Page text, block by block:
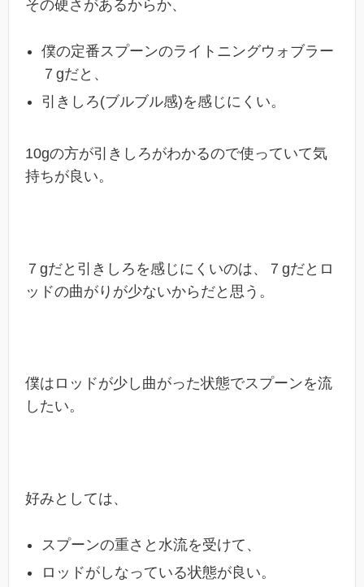
その硬さがあるからか、
僕の定番スプーンのライトニングウォブラー
７gだと、
引きしろ(ブルブル感)を感じにくい。
10gの方が引きしろがわかるので使っていて気
持ちが良い。
７gだと引きしろを感じにくいのは、７gだとロ
ッドの曲がりが少ないからだと思う。
僕はロッドが少し曲がった状態でスプーンを流
したい。
好みとしては、
スプーンの重さと水流を受けて、
ロッドがしなっている状態が良い。